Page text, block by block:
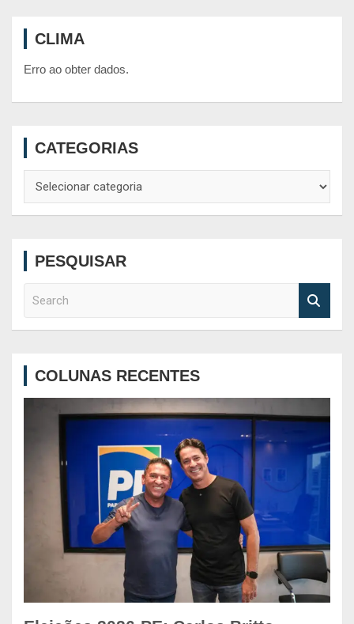
CLIMA
Erro ao obter dados.
CATEGORIAS
PESQUISAR
COLUNAS RECENTES